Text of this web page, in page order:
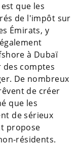
que les
de l'impôt sur
Émirats, y
à Dubaï
comptes
De nombreux
de créer
que les
de sérieux
propose
résidents.